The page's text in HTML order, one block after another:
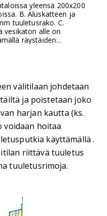
yleensä 200x200
B. Aluskatteen ja
tuuletusrako. C.
vesikaton alle on
räystäiden
välitilaan johdetaan
ja poistetaan joko
harjan kautta (ks.
voidaan hoitaa
käyttämällä .
riittävä tuuletus
tuuletusrimoja.